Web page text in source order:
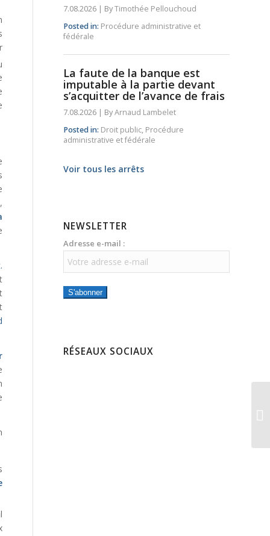
7.08.2026 | ByTimothée Pellouchoud
Posted in: Procédure administrative et
fédérale
La faute de la banque est
imputable à la partie devant
s’acquitter de l’avance de frais
7.08.2026 | ByArnaud Lambelet
Posted in: Droit public, Procédure
administrative et fédérale
Voir tous les arrêts
NEWSLETTER
Adresse e-mail :
S'abonner
RÉSEAUX SOCIAUX